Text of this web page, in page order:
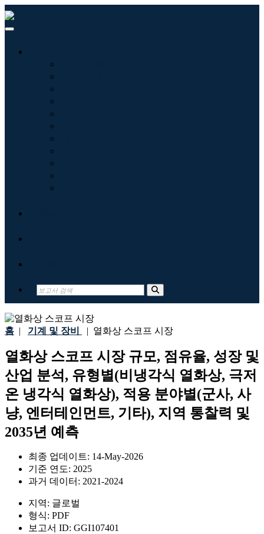
홈 | 기계 및 장비 | 열화상 스코프 시장
열화상 스코프 시장 규모, 점유율, 성장 및
산업 분석, 유형별(비냉각식 열화상, 극저
온 냉각식 열화상), 적용 분야별(군사, 사
냥, 엔터테인먼트, 기타), 지역 통찰력 및
2035년 예측
최종 업데이트: 14-May-2026
기준 연도: 2025
과거 데이터: 2021-2024
지역: 글로벌
형식: PDF
보고서 ID: GGI107401